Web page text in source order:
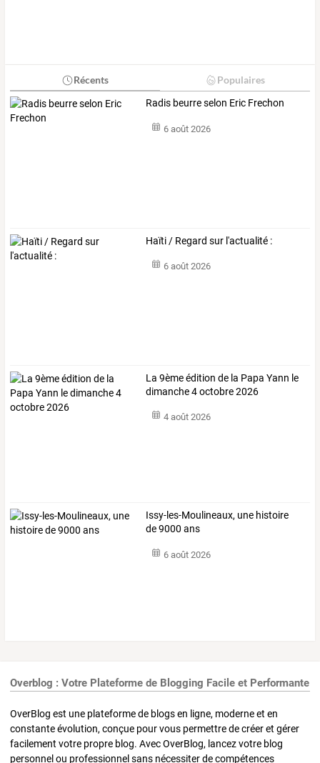
Récents Populaires
Radis beurre selon Eric Frechon
6 août 2026
Haïti / Regard sur l'actualité :
6 août 2026
La 9ème édition de la Papa Yann le
dimanche 4 octobre 2026
4 août 2026
Issy-les-Moulineaux, une histoire
de 9000 ans
6 août 2026
Overblog : Votre Plateforme de Blogging Facile et Performante
OverBlog est une plateforme de blogs en ligne, moderne et en
constante évolution, conçue pour vous permettre de créer et gérer
facilement votre propre blog. Avec OverBlog, lancez votre blog
personnel ou professionnel sans nécessiter de compétences